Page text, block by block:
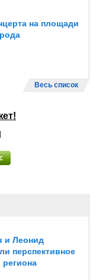
на площади
Весь список
и Леонид
перспективное
региона